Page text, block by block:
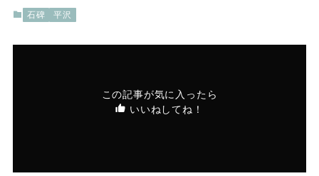
石碑 平沢
この記事が気に入ったら
いいねしてね！